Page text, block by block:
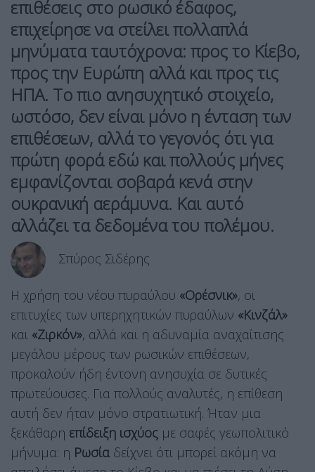
επιθέσεις στο ρωσικό έδαφος,
επιχείρησε να στείλει πολλαπλά
μηνύματα ταυτόχρονα: προς το Κίεβο,
προς την Ευρώπη αλλά και προς τις
ΗΠΑ. Το πιο ανησυχητικό στοιχείο,
ωστόσο, δεν είναι μόνο η ένταση των
επιθέσεων, αλλά το γεγονός ότι για
πρώτη φορά εδώ και πολλούς μήνες
εμφανίζονται σοβαρά κενά στην
ουκρανική αεράμυνα. Και αυτό
αλλάζει τα δεδομένα του πολέμου.
Σπύρος Σιδέρης
Η χρήση του νέου πυραύλου «Ορέσνικ», οι
επιτυχίες των υπερηχητικών πυραύλων «Κινζάλ»
και «Ζιρκόν», αλλά και η αδυναμία αναχαίτισης
μεγάλου μέρους των ρωσικών επιθέσεων,
προκαλούν ήδη έντονη ανησυχία σε δυτικές
πρωτεύουσες. Για πολλούς αναλυτές, η επίθεση
αυτή δεν ήταν μόνο στρατιωτική. Ήταν μια
ξεκάθαρη επίδειξη ισχύος με σαφές γεωπολιτικό
μήνυμα: η Ρωσία δείχνει ότι μπορεί ακόμη να